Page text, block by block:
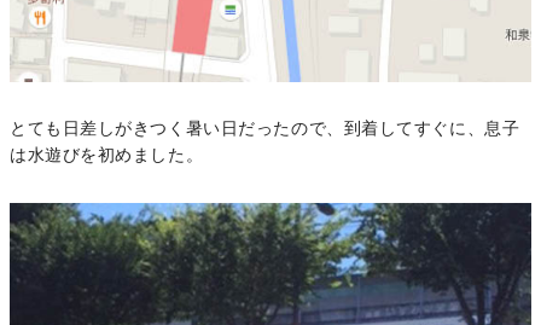
とても日差しがきつく暑い日だったので、到着してすぐに、息子
は水遊びを初めました。